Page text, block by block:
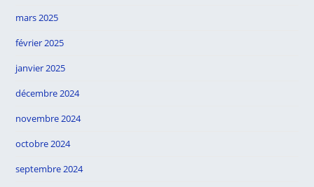
mars 2025
février 2025
janvier 2025
décembre 2024
novembre 2024
octobre 2024
septembre 2024